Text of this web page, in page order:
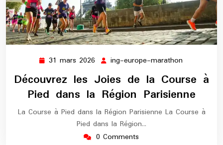
31 mars 2026 31
mars
2026
ing-europe-marathon
europe-
marathon
Découvrez les Joies de la Course à
Pied dans la Région Parisienne
La Course à Pied dans la Région Parisienne La Course à
Pied dans la Région…
0 Comments